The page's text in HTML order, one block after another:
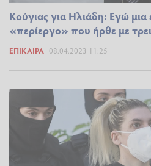
Κούγιας για Ηλιάδη: Εγώ
«περίεργο» που ήρθε με
ΕΠΊΚΑΙΡΑ 08.04.2023 11:25